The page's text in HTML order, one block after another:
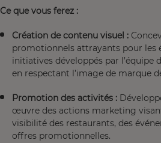
Ce que vous ferez :
Création de contenu visuel :
promotionnels attrayants pour les
initiatives développés par l’équipe
en respectant l’image de marque
Promotion des activités :
œuvre des actions marketing
visibilité des restaurants, des
offres promotionnelles.